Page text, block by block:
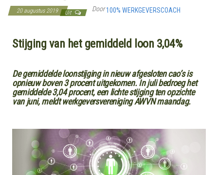
20 augustus 2019 Uit Door100% WERKGEVERSCOACH
Stijging van het gemiddeld loon 3,04%
De gemiddelde loonstijging in nieuw afgesloten cao’s is
opnieuw boven 3 procent uitgekomen. In juli bedroeg het
gemiddelde 3,04 procent, een lichte stijging ten opzichte
van juni, meldt werkgeversvereniging AWVN maandag.